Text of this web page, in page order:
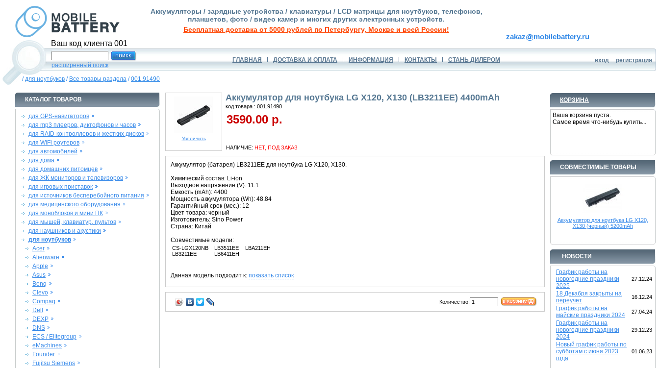
Ваш код клиента 001
Аккумуляторы / зарядные устройства / клавиатуры / LCD матрицы для ноутбуков, телефонов,
планшетов, фото / видео камер и многих других электронных устройств.
Бесплатная доставка от 5000 рублей по Петербургу, Москве и всей России!
zakaz mobilebattery.ru
расширенный поиск
ГЛАВНАЯ ДОСТАВКА И ОПЛАТА ИНФОРМАЦИЯ КОНТАКТЫ СТАНЬ ДИЛЕРОМ вход регистрация
/для ноутбуков / Все товары раздела /001.91490
КОРЗИНА
Ваша корзина пуста.
Самое время что-нибудь купить...
СОВМЕСТИМЫЕ ТОВАРЫ
Аккумулятор для ноутбука LG X120,
X130 (черный) 5200mAh
НОВОСТИ
График работы на
новогодние праздники
2025
27.12.24
18 Декабря закрыты на
переучет
16.12.24
График работы на
майские праздники 2024
27.04.24
График работы на
новогодние праздники
2024
29.12.23
Новый график работы по
субботам с июня 2023
года
01.06.23
КАТАЛОГ ТОВАРОВ
для GPS-навигаторов
для mp3 плееров, диктофонов и часов
для RAID-контроллеров и жестких дисков
для WiFi роутеров
для автомобилей
для дома
для домашних питомцев
для ЖК мониторов и телевизоров
для игровых приставок
для источников бесперебойного питания
для медицинского оборудования
для моноблоков и мини ПК
для мышей, клавиатур, пультов
для наушников и акустики
для ноутбуков
Acer
Alienware
Apple
Asus
Benq
Clevo
Compaq
Dell
DEXP
DNS
ECS / Elitegroup
eMachines
Founder
Fujitsu Siemens
Увеличить
Аккумулятор для ноутбука LG X120, X130 (LB3211EE) 4400mAh
код товара : 001.91490
3590.00 р.
НАЛИЧИЕ: НЕТ, ПОД ЗАКАЗ
Аккумулятор (батарея) LB3211EE для ноутбука LG X120, X130.
Химический состав: Li-ion
Выходное напряжение (V): 11.1
Емкость (mAh): 4400
Мощность аккумулятора (Wh): 48.84
Гарантийный срок (мес.): 12
Цвет товара: черный
Изготовитель: Sino Power
Страна: Китай
Совместимые модели:
CS-LGX120NB
LB3211EE
LB3511EE
LB6411EH
LBA211EH
Данная модель подходит к: показать список
Количество: